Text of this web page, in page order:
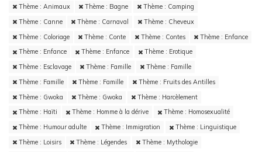
Thème : Animaux
Thème : Bagne
Thème : Camping
Thème : Canne
Thème : Carnaval
Thème : Cheveux
Thème : Coloriage
Thème : Conte Thème : Contes
Thème : Enfance
Thème : Enfance
Thème : Enfance
Thème : Erotique
Thème : Esclavage
Thème : Famille
Thème : Famille
Thème : Famille
Thème : Famille
Thème : Fruits des Antilles
Thème : Gwoka
Thème : Gwoka
Thème : Harcèlement
Thème : Haïti
Thème : Homme à la dérive
Thème : Homosexualité
Thème : Humour adulte
Thème : Immigration
Thème : Linguistique
Thème : Loisirs
Thème : Légendes
Thème : Mythologie